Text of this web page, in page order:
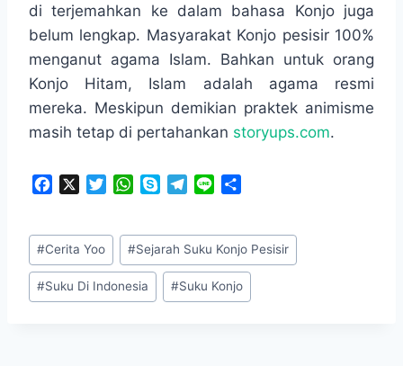
di terjemahkan ke dalam bahasa Konjo juga
belum lengkap. Masyarakat Konjo pesisir 100%
menganut agama Islam. Bahkan untuk orang
Konjo Hitam, Islam adalah agama resmi
mereka. Meskipun demikian praktek animisme
masih tetap di pertahankan storyups.com.
e
b
o
o
t
e
r
W
t
s
A
p
p
e
e
g
r
a
e
r
e
Post
Tags:
#Cerita Yoo #Sejarah Suku Konjo Pesisir
#Suku Di Indonesia #Suku Konjo